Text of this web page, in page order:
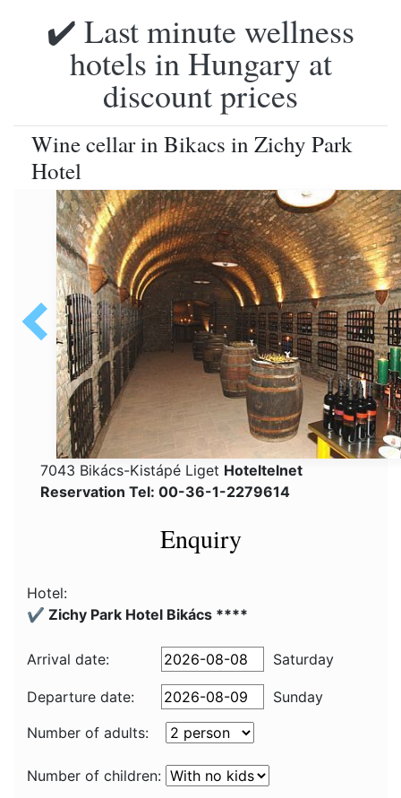
✔️ Last minute wellness
hotels in Hungary at
discount prices
Wine cellar in Bikacs in Zichy Park
Hotel
7043 Bikács-Kistápé Liget Hoteltelnet
Reservation Tel: 00-36-1-2279614
Enquiry
Hotel:
✔️ Zichy Park Hotel Bikács ****
Arrival date: Saturday
Departure date:
Sunday
Number of adults:
Number of children: